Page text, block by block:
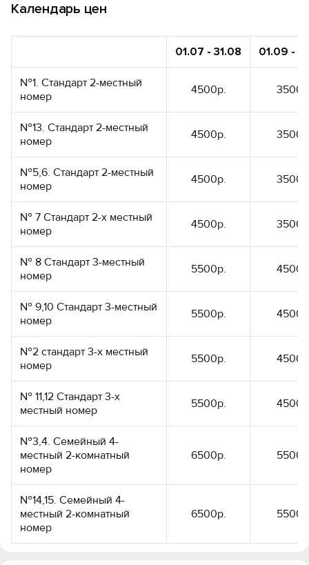
Календарь цен
01.07 - 31.08 01.09 -
№1. Стандарт 2-местный
номер
4500р.
№13. Стандарт 2-местный
номер
4500р.
№5,6. Стандарт 2-местный
номер
4500р.
№ 7 Стандарт 2-х местный
номер
4500р.
№ 8 Стандарт 3-местный
номер
5500р.
№ 9,10 Стандарт 3-местный
номер
5500р.
№2 стандарт 3-х местный
номер
5500р.
№ 11,12 Стандарт 3-х
местный номер
5500р.
№3,4. Семейный 4-
местный 2-комнатный
номер
6500р.
№14,15. Семейный 4-
местный 2-комнатный
номер
6500р.